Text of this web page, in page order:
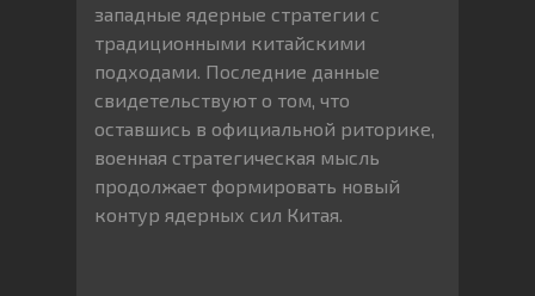
западные ядерные стратегии с
традиционными китайскими
подходами. Последние данные
свидетельствуют о том, что
оставшись в официальной риторике,
военная стратегическая мысль
продолжает формировать новый
контур ядерных сил Китая.